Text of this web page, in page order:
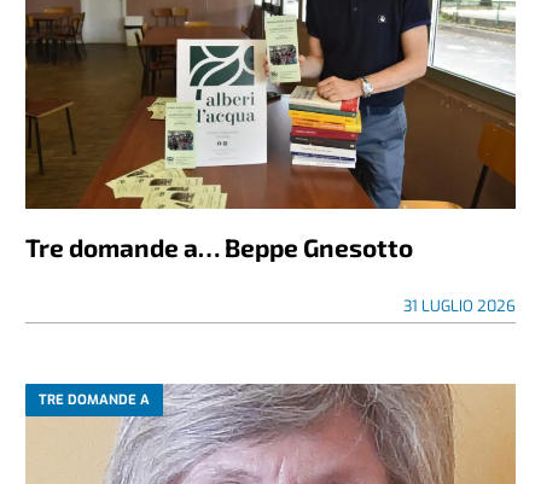
Tre domande a… Beppe Gnesotto
31 LUGLIO 2026
TRE DOMANDE A